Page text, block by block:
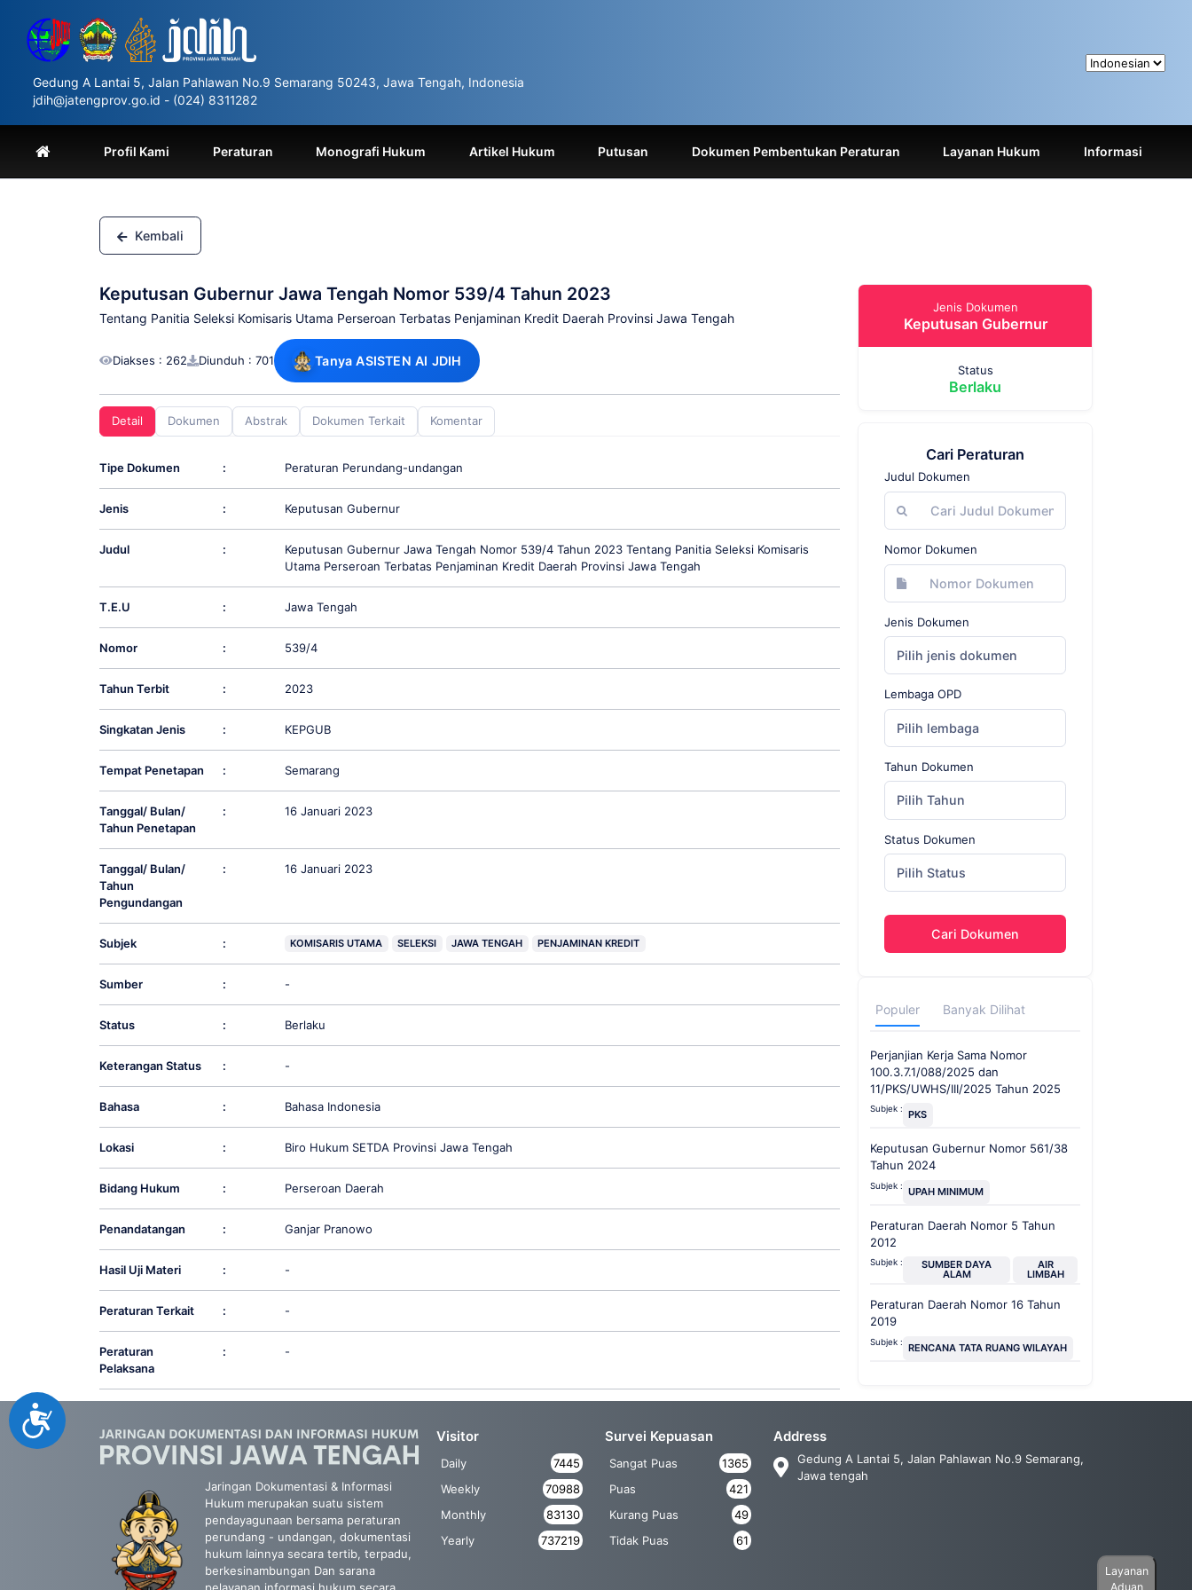
website
includes
accessibility
system.
Control-
F11
Accessibility
Gedung A Lantai 5, Jalan Pahlawan No.9 Semarang 50243, Jawa Tengah, Indonesia
jdih@jatengprov.go.id - (024) 8311282
Profil Kami Peraturan Monografi Hukum Artikel Hukum Putusan Dokumen Pembentukan Peraturan Layanan Hukum Informasi
Kembali
Keputusan Gubernur Jawa Tengah Nomor 539/4 Tahun 2023
Tentang Panitia Seleksi Komisaris Utama Perseroan Terbatas Penjaminan Kredit Daerah Provinsi Jawa Tengah
Diakses : 262 Diunduh : 701 Tanya ASISTEN AI JDIH
Detail Dokumen Abstrak Dokumen Terkait Komentar
Tipe Dokumen : Peraturan Perundang-undangan
Jenis : Keputusan Gubernur
Judul :
Keputusan Gubernur Jawa Tengah Nomor 539/4 Tahun 2023 Tentang Panitia Seleksi Komisaris
Utama Perseroan Terbatas Penjaminan Kredit Daerah Provinsi Jawa Tengah
T.E.U : Jawa Tengah
Nomor : 539/4
Tahun Terbit : 2023
Singkatan Jenis : KEPGUB
Tempat Penetapan : Semarang
Tanggal/ Bulan/
Tahun Penetapan
: 16 Januari 2023
Tanggal/ Bulan/
Tahun
Pengundangan
: 16 Januari 2023
Subjek : KOMISARIS UTAMA SELEKSI JAWA TENGAH PENJAMINAN KREDIT
Sumber : -
Status : Berlaku
Keterangan Status : -
Bahasa : Bahasa Indonesia
Lokasi : Biro Hukum SETDA Provinsi Jawa Tengah
Bidang Hukum : Perseroan Daerah
Penandatangan : Ganjar Pranowo
Hasil Uji Materi : -
Peraturan Terkait : -
Peraturan
Pelaksana
: -
Jenis Dokumen
Keputusan Gubernur
Status
Berlaku
Cari Peraturan
Judul Dokumen
Nomor Dokumen
Jenis Dokumen
Pilih jenis dokumen
Lembaga OPD
Pilih lembaga
Tahun Dokumen
Pilih Tahun
Status Dokumen
Pilih Status
Cari Dokumen
Populer Banyak Dilihat
Perjanjian Kerja Sama Nomor
100.3.7.1/088/2025 dan
11/PKS/UWHS/III/2025 Tahun 2025
Subjek : PKS
Keputusan Gubernur Nomor 561/38
Tahun 2024
Subjek : UPAH MINIMUM
Peraturan Daerah Nomor 5 Tahun
2012
Subjek : SUMBER DAYA
ALAM
AIR
LIMBAH
Peraturan Daerah Nomor 16 Tahun
2019
Subjek : RENCANA TATA RUANG WILAYAH
Jaringan Dokumentasi & Informasi
Hukum merupakan suatu sistem
pendayagunaan bersama peraturan
perundang - undangan, dokumentasi
hukum lainnya secara tertib, terpadu,
berkesinambungan Dan sarana
Visitor
Daily
7445
Weekly
70988
Monthly
83130
Yearly
737219
Survei Kepuasan
Sangat Puas
1365
Puas
421
Kurang Puas
49
Tidak Puas
61
Address
Gedung A Lantai 5, Jalan Pahlawan No.9 Semarang,
Jawa tengah
Layanan
Aduan